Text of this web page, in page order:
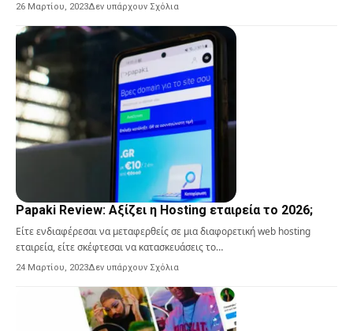
26 Μαρτίου, 2023Δεν υπάρχουν Σχόλια
Papaki Review: Αξίζει η Hosting εταιρεία το 2026;
Είτε ενδιαφέρεσαι να μεταφερθείς σε μια διαφορετική web hosting
εταιρεία, είτε σκέφτεσαι να κατασκευάσεις το…
24 Μαρτίου, 2023Δεν υπάρχουν Σχόλια